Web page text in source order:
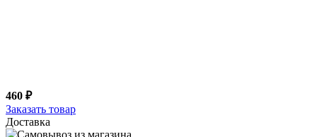
460 ₽
Заказать товар
Доставка